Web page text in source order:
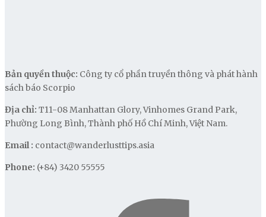
Bản quyền thuộc: Công ty cổ phần truyền thông và phát hành
sách báo Scorpio
Địa chỉ: T11-08 Manhattan Glory, Vinhomes Grand Park,
Phường Long Bình, Thành phố Hồ Chí Minh, Việt Nam.
Email : contact@wanderlusttips.asia
Phone: (+84) 3420 55555